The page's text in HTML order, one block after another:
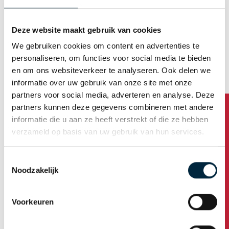
Deze website maakt gebruik van cookies
We gebruiken cookies om content en advertenties te
personaliseren, om functies voor social media te bieden
en om ons websiteverkeer te analyseren. Ook delen we
informatie over uw gebruik van onze site met onze
partners voor social media, adverteren en analyse. Deze
partners kunnen deze gegevens combineren met andere
informatie die u aan ze heeft verstrekt of die ze hebben
verzameld op basis van uw gebruik van hun services.
Noodzakelijk
Voorkeuren Heeft u vragen?
gemakkelijker om jouw nieuwe tape sneller te
Meer informatie over tape en tape bedrukken
Alle informatie op de website is weer helemaal up-to-
date en compleet. Er is ook veel nieuwe tape informatie
toegevoegd. Heb je vragen over tape? Het antwoord is
ongetwijfeld te vinden op onze website. Er zijn ook
video’s toegevoegd op dehomepage . Je kanhierde
video over het bedrukken van tape ook bekijken.
Een kijkje in de keuken bij Laro Tape
nieuwe foto’s toegevoegd. Alle foto’s zijn gemaakt bij
Laro Tape op locatie. Zo krijg je een goede indruk van
hoe het er bij ons aan toegaat en hoe trots we zijn op